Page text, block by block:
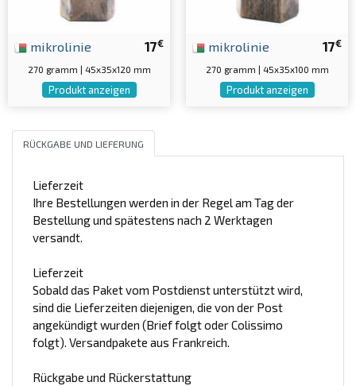
17€
mikrolinie
270 gramm | 45x35x120 mm
Produkt anzeigen
17€
mikrolinie
270 gramm | 45x35x100 mm
Produkt anzeigen
RÜCKGABE UND LIEFERUNG
Lieferzeit
Ihre Bestellungen werden in der Regel am Tag der
Bestellung und spätestens nach 2 Werktagen
versandt.
Lieferzeit
Sobald das Paket vom Postdienst unterstützt wird,
sind die Lieferzeiten diejenigen, die von der Post
angekündigt wurden (Brief folgt oder Colissimo
folgt). Versandpakete aus Frankreich.
Rückgabe und Rückerstattung